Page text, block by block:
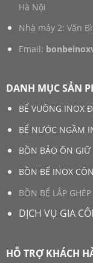
Hà Nội
Nhà máy 2: Văn
Email:
DANH MỤC SẢN
BỂ VUÔNG INOX
BỂ NƯỚC NGẦM
BỒN BẢO ÔN GIỮ
BỒN BỂ INOX
BỒN BỂ LẮP
DỊCH VỤ GIA
HỖ TRỢ KHÁCH